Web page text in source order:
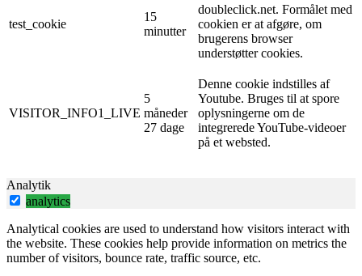
test_cookie
15
minutter
doubleclick.net. Formålet med
cookien er at afgøre, om
brugerens browser
understøtter cookies.
VISITOR_INFO1_LIVE
5
måneder
27 dage
Denne cookie indstilles af
Youtube. Bruges til at spore
oplysningerne om de
integrerede YouTube-videoer
på et websted.
Analytik
analytics
Analytical cookies are used to understand how visitors interact with
the website. These cookies help provide information on metrics the
number of visitors, bounce rate, traffic source, etc.